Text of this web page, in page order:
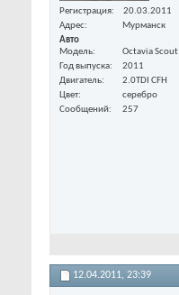
Регистрация
20.03.2011
Адрес
Мурманск
Авто
Модель
Octavia Scout
Год выпуска
2011
Двигатель
2.0TDI CFH
Цвет
серебро
Сообщений
257
12.04.2011, 23:39